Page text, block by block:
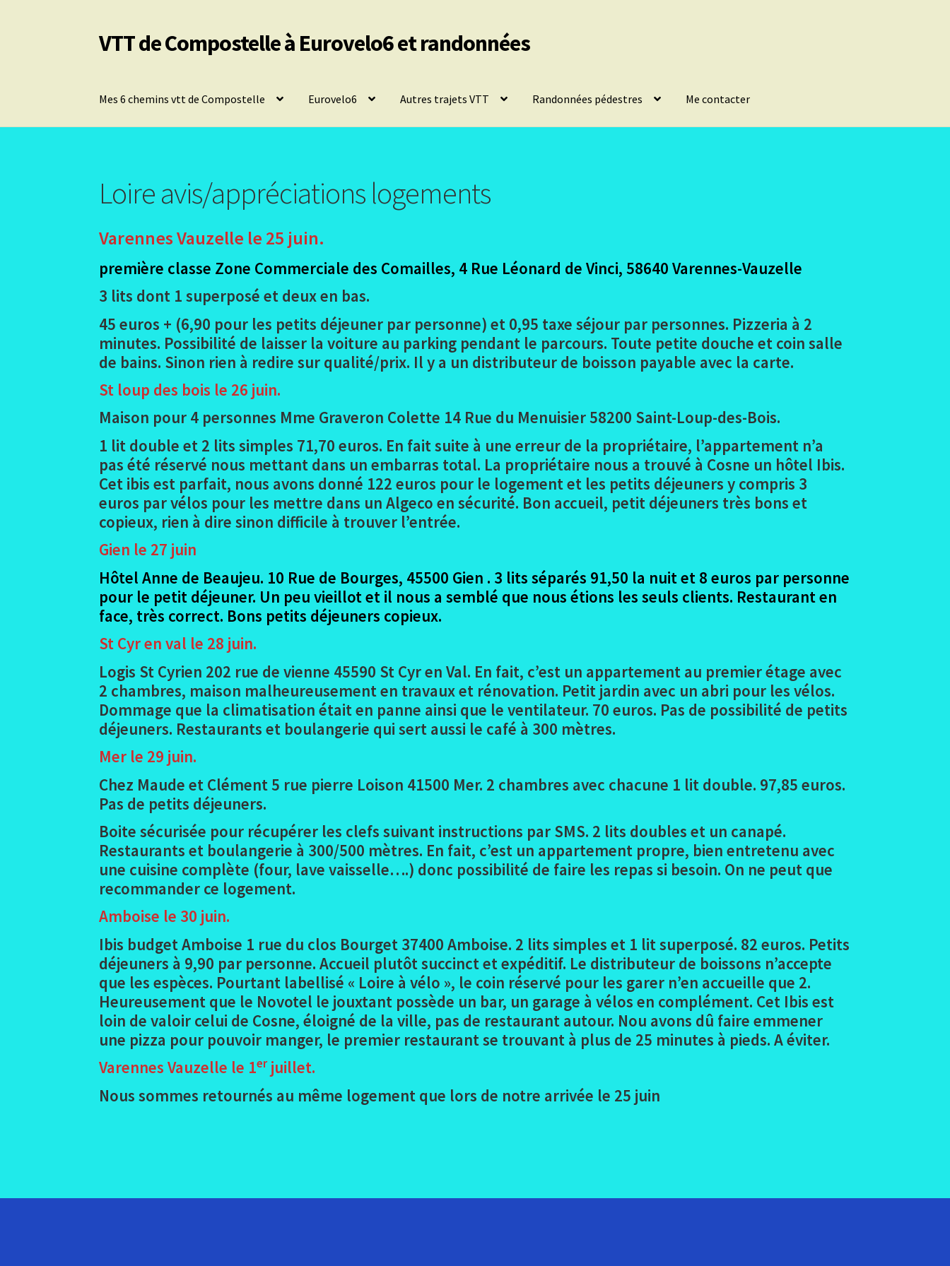
Aller
à
Aller
au
VTT de Compostelle à Eurovelo6 et randonnées
Mes 6 chemins vtt de Compostelle Eurovelo6 Autres trajets VTT Randonnées pédestres Me contacter
Loire avis/appréciations logements
Varennes Vauzelle le 25 juin.
première classe Zone Commerciale des Comailles, 4 Rue Léonard de Vinci, 58640 Varennes-Vauzelle
3 lits dont 1 superposé et deux en bas.
45 euros + (6,90 pour les petits déjeuner par personne) et 0,95 taxe séjour par personnes. Pizzeria à 2
minutes. Possibilité de laisser la voiture au parking pendant le parcours. Toute petite douche et coin salle
de bains. Sinon rien à redire sur qualité/prix. Il y a un distributeur de boisson payable avec la carte.
St loup des bois le 26 juin.
Maison pour 4 personnes Mme Graveron Colette 14 Rue du Menuisier 58200 Saint-Loup-des-Bois.
1 lit double et 2 lits simples 71,70 euros. En fait suite à une erreur de la propriétaire, l’appartement n’a
pas été réservé nous mettant dans un embarras total. La propriétaire nous a trouvé à Cosne un hôtel Ibis.
Cet ibis est parfait, nous avons donné 122 euros pour le logement et les petits déjeuners y compris 3
euros par vélos pour les mettre dans un Algeco en sécurité. Bon accueil, petit déjeuners très bons et
copieux, rien à dire sinon difficile à trouver l’entrée.
Gien le 27 juin
Hôtel Anne de Beaujeu. 10 Rue de Bourges, 45500 Gien . 3 lits séparés 91,50 la nuit et 8 euros par personne
pour le petit déjeuner. Un peu vieillot et il nous a semblé que nous étions les seuls clients. Restaurant en
face, très correct. Bons petits déjeuners copieux.
St Cyr en val le 28 juin.
Logis St Cyrien 202 rue de vienne 45590 St Cyr en Val. En fait, c’est un appartement au premier étage avec
2 chambres, maison malheureusement en travaux et rénovation. Petit jardin avec un abri pour les vélos.
Dommage que la climatisation était en panne ainsi que le ventilateur. 70 euros. Pas de possibilité de petits
déjeuners. Restaurants et boulangerie qui sert aussi le café à 300 mètres.
Mer le 29 juin.
Chez Maude et Clément 5 rue pierre Loison 41500 Mer. 2 chambres avec chacune 1 lit double. 97,85 euros.
Pas de petits déjeuners.
Boite sécurisée pour récupérer les clefs suivant instructions par SMS. 2 lits doubles et un canapé.
Restaurants et boulangerie à 300/500 mètres. En fait, c’est un appartement propre, bien entretenu avec
une cuisine complète (four, lave vaisselle….) donc possibilité de faire les repas si besoin. On ne peut que
recommander ce logement.
Amboise le 30 juin.
Ibis budget Amboise 1 rue du clos Bourget 37400 Amboise. 2 lits simples et 1 lit superposé. 82 euros. Petits
déjeuners à 9,90 par personne. Accueil plutôt succinct et expéditif. Le distributeur de boissons n’accepte
que les espèces. Pourtant labellisé « Loire à vélo », le coin réservé pour les garer n’en accueille que 2.
Heureusement que le Novotel le jouxtant possède un bar, un garage à vélos en complément. Cet Ibis est
loin de valoir celui de Cosne, éloigné de la ville, pas de restaurant autour. Nou avons dû faire emmener
une pizza pour pouvoir manger, le premier restaurant se trouvant à plus de 25 minutes à pieds. A éviter.
Varennes Vauzelle le 1erjuillet.
Nous sommes retournés au même logement que lors de notre arrivée le 25 juin